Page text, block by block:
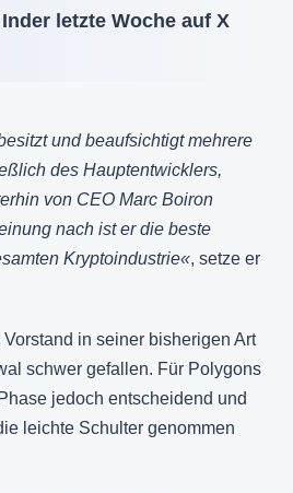
letzte Woche auf X
und beaufsichtigt mehrere
des Hauptentwicklers,
von CEO Marc Boiron
nach ist er die beste
Kryptoindustrie«, setze er
in seiner bisherigen Art
schwer gefallen. Für Polygons
jedoch entscheidend und
leichte Schulter genommen